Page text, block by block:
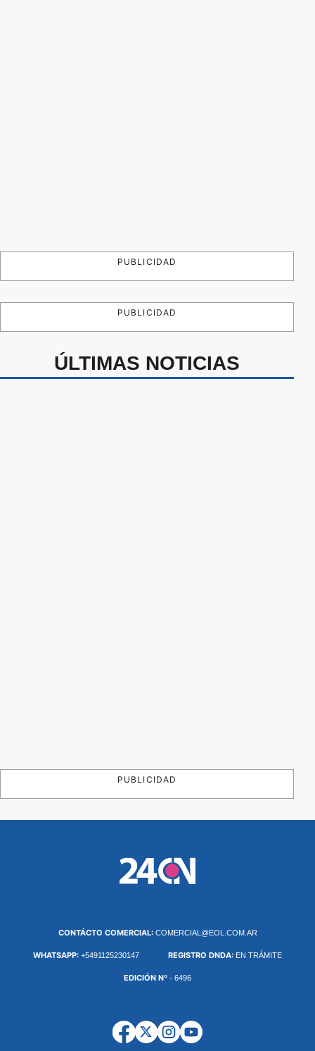
PUBLICIDAD
PUBLICIDAD
ÚLTIMAS NOTICIAS
PUBLICIDAD
CONTÁCTO COMERCIAL: COMERCIAL@EOL.COM.AR
WHATSAPP: +5491125230147 REGISTRO DNDA: EN TRÁMITE
EDICIÓN Nº - 6496